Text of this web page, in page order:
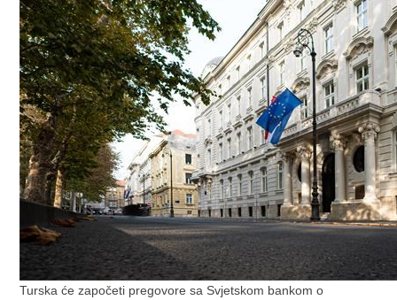
Turska će započeti pregovore sa Svjetskom bankom o